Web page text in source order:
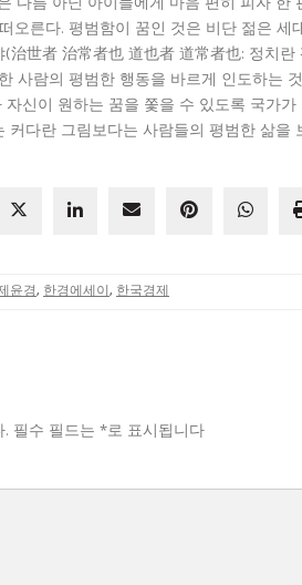
오른다. 평범함이 꿈인 것은 비단 젊은 세
治世者 治常者也 道也者 道常者也: 정치
사람의 평범한 행동을 바르게 인도하는
신이 원하는 꿈을 쫓을 수 있도록 국가
커다란 그림보다는 사람들의 평범한 삶을
윤경, 한경에세이, 한국경제
. 필수 필드는 *로 표시됩니다